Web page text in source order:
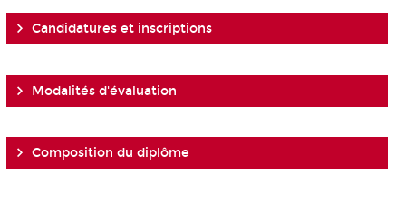
Candidatures et inscriptions
Modalités d'évaluation
Composition du diplôme